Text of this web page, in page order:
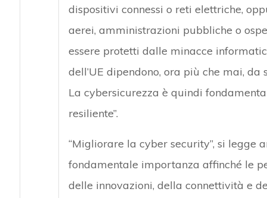
dispositivi connessi o reti elettriche,
aerei, amministrazioni pubbliche o
essere protetti dalle minacce
dell’UE dipendono, ora più che mai,
La cybersicurezza è quindi
resiliente”.
“Migliorare la cyber security”, si legge
fondamentale importanza affinché le
delle innovazioni, della connettività e